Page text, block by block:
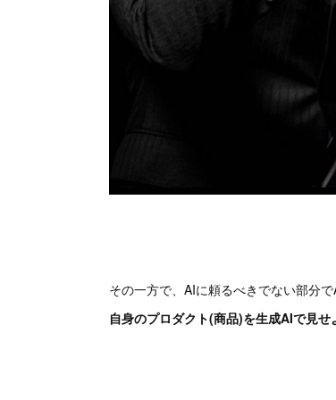
その一方で、AIに頼るべきでない部分
自身のプロダクト(商品)を生成AIで見せ